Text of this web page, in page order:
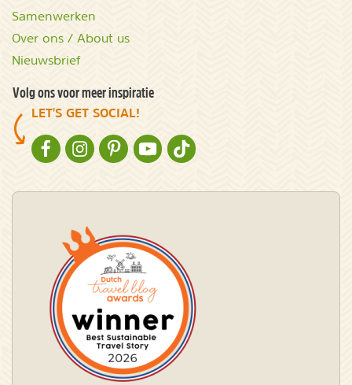
Samenwerken
Over ons / About us
Nieuwsbrief
Volg ons voor meer inspiratie
LET'S GET SOCIAL!
NATURESCANNER OP FACEBOOK
NATURESCANNER OP INSTAGRAM
NATURESCANNER OP PINTEREST
NATURESCANNER OP YOUTUBE
NATURESCANNER OP TIKTOK